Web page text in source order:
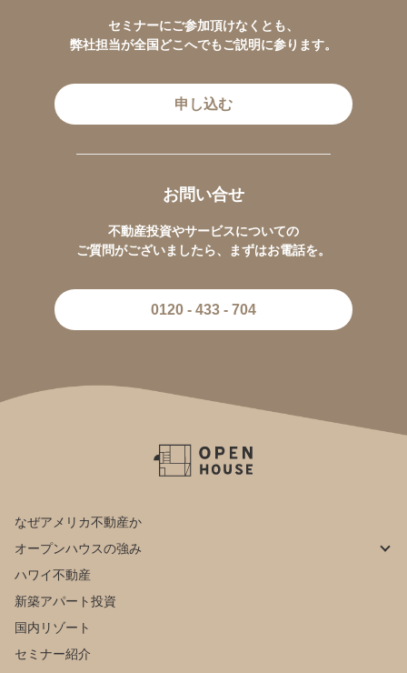
セミナーにご参加頂けなくとも、
弊社担当が全国どこへでもご説明に参ります。
申し込む
お問い合せ
不動産投資やサービスについての
ご質問がございましたら、まずはお電話を。
0120 - 433 - 704
なぜアメリカ不動産か
オープンハウスの強み
ハワイ不動産
新築アパート投資
国内リゾート
セミナー紹介